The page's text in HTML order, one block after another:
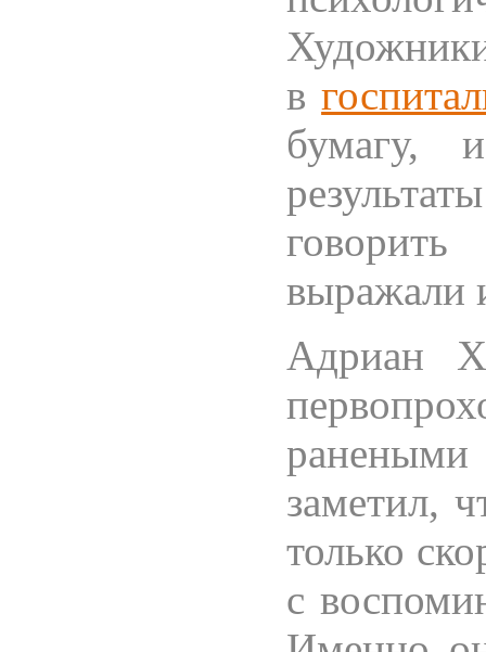
в
бумагу,
выражали
Адриан
заметил,
только
с